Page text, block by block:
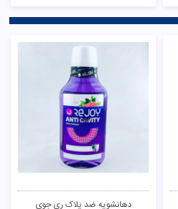
دهانشویه ضد پلاک ری جوی